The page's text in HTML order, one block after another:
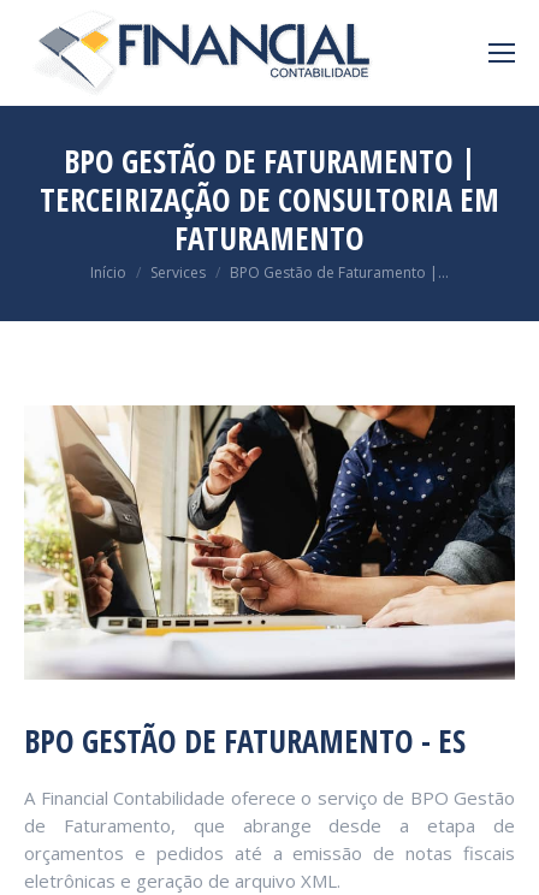
BPO GESTÃO DE FATURAMENTO |
TERCEIRIZAÇÃO DE CONSULTORIA EM
FATURAMENTO
Você está aqui:
Início Services BPO Gestão de Faturamento |…
BPO GESTÃO DE FATURAMENTO - ES
A Financial Contabilidade oferece o serviço de BPO Gestão
de Faturamento, que abrange desde a etapa de
orçamentos e pedidos até a emissão de notas fiscais
eletrônicas e geração de arquivo XML.